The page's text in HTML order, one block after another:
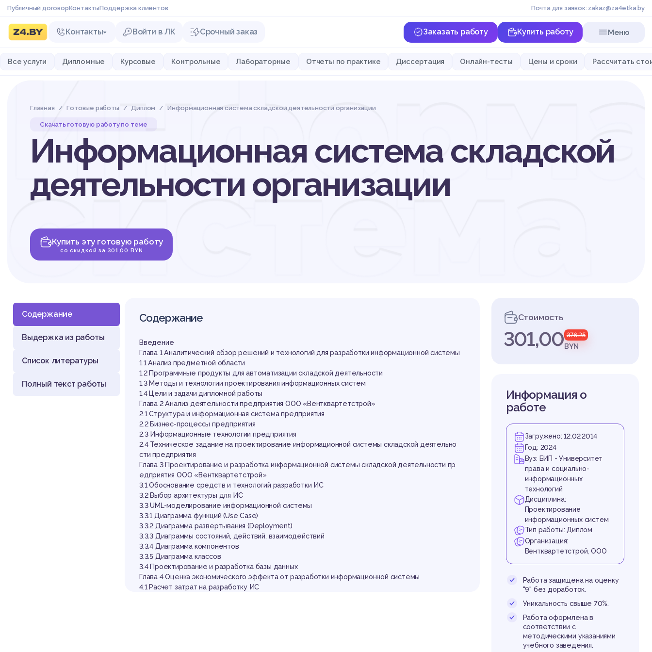
Публичный договорКонтактыПоддержка клиентов Почта для заявок: zakaz@za4etka.by
Контакты Войти в ЛК Срочный заказ Заказать работу Купить работу Меню
Все услуги Дипломные Курсовые Контрольные Лабораторные Отчеты по практике Диссертация Онлайн-тесты Цены и сроки Рассчитать
Главная Готовые работы Диплом Информационная система складской деятельности организации
Скачать готовую работу по теме
Информационная система складской
деятельности организации
Купить эту готовую работу
со скидкой за 301,00 BYN
система
Содержание
Выдержка из работы
Список литературы
Полный текст работы
Содержание
Введение
Глава 1 Аналитический обзор решений и технологий для разработки информационной системы
1.1 Анализ предметной области
1.2 Программные продукты для автоматизации складской деятельности
1.3 Методы и технологии проектирования информационных систем
1.4 Цели и задачи дипломной работы
Глава 2 Анализ деятельности предприятия ООО «Вентквартетстрой»
2.1 Структура и информационная система предприятия
2.2 Бизнес-процессы предприятия
2.3 Информационные технологии предприятия
2.4 Техническое задание на проектирование информационной системы складской деятельно
сти предприятия
Глава 3 Проектирование и разработка информационной системы складской деятельности пр
едприятия ООО «Вентквартетстрой»
3.1 Обоснование средств и технологий разработки ИС
3.2 Выбор архитектуры для ИС
3.3 UML-моделирование информационной системы
3.3.1 Диаграмма функций (Use Case)
3.3.2 Диаграмма развертывания (Deployment)
3.3.3 Диаграммы состояний, действий, взаимодействий
3.3.4 Диаграмма компонентов
3.3.5 Диаграмма классов
3.4 Проектирование и разработка базы данных
Глава 4 Оценка экономического эффекта от разработки информационной системы
4.1 Расчет затрат на разработку ИС
Стоимость
301,00 376,25
BYN
Информация о
работе
Загружено: 12.02.2014
Год: 2024
Вуз: БИП - Университет
права и социально-
информационных
технологий
Дисциплина:
Проектирование
информационных систем
Тип работы: Диплом
Организация:
Вентквартетстрой, ООО
Работа защищена на оценку
"9" без доработок.
Уникальность свыше 70%.
Работа оформлена в
соответствии с
методическими указаниями
учебного заведения.